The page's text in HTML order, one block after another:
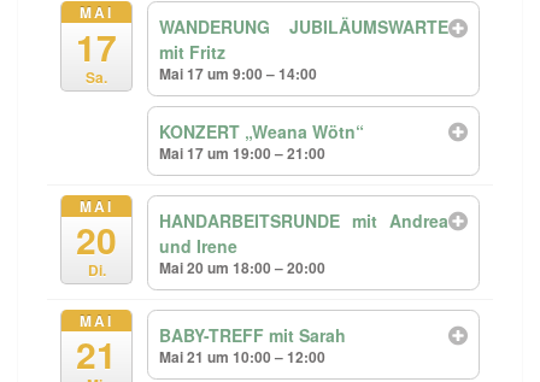
MAI
17
Sa.
WANDERUNG JUBILÄUMSWARTE
mit Fritz
Mai 17 um 9:00 – 14:00
KONZERT „Weana Wötn“
Mai 17 um 19:00 – 21:00
MAI
20
Di.
HANDARBEITSRUNDE mit Andrea
und Irene
Mai 20 um 18:00 – 20:00
MAI
21 BABY-TREFF mit Sarah
Mai 21 um 10:00 – 12:00